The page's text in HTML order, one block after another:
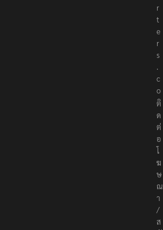
r
t
e
r
s
.
c
o
ติ
ด
ต่
อ
โ
ฆ
ษ
ณ
า
/
ส